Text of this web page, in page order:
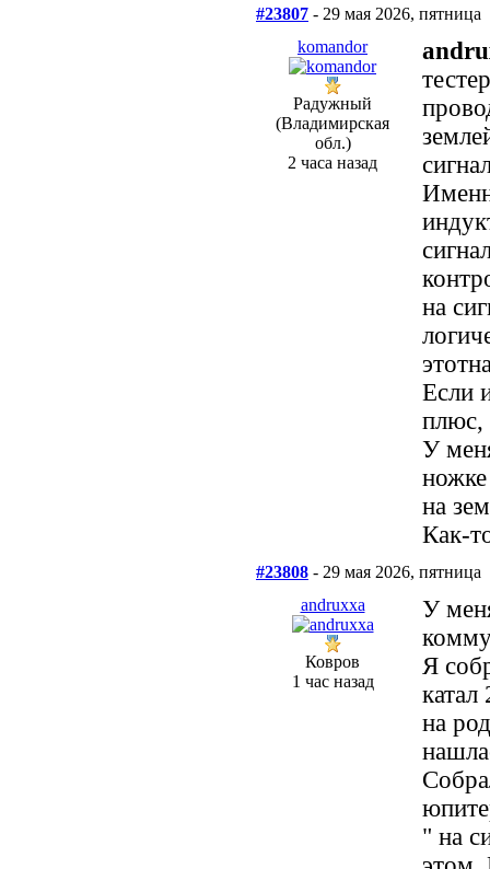
#23807 - 29 мая 2026, пятница
komandor
Радужный
(Владимирская
обл.)
2 часа назад
на
Если
плюс,
У
на
Как-
#23808 - 29 мая 2026, пятница
andruxxa
Ковров
1 час назад
У
Я
на
" на